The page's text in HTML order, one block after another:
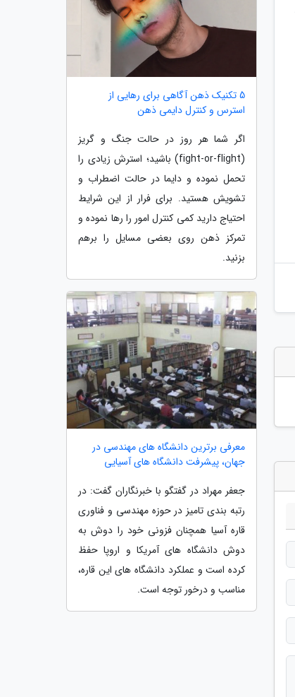
5 تکنیک ذهن آگاهی برای رهایی از
استرس و کنترل دایمی ذهن
اگر شما هر روز در حالت جنگ و گریز
(fight-or-flight) باشید؛ استرش زیادی را
تحمل نموده و دایما در حالت اضطراب و
تشویش هستید. برای فرار از این شرایط
احتیاج دارید کمی کنترل امور را رها نموده و
تمرکز ذهن روی بعضی مسایل را برهم
بزنید.
معرفی برترین دانشگاه های مهندسی در
جهان، پیشرفت دانشگاه های آسیایی
جعفر مهراد در گفتگو با خبرنگاران گفت: در
رتبه بندی تامیز در حوزه مهندسی و فناوری
قاره آسیا همچنان فزونی خود را دوش به
دوش دانشگاه های آمریکا و اروپا حفظ
کرده است و عملکرد دانشگاه های این قاره،
مناسب و درخور توجه است.